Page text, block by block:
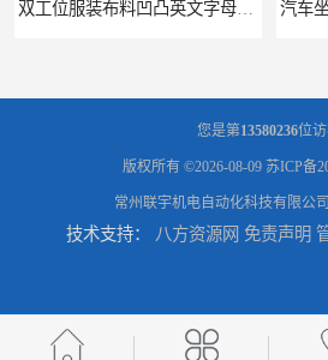
浙江布料凹凸4d压纹机生产厂家 服装凹凸4d压纹植胶机 经济实惠
您是第13580236位
版权所有 ©2026-08-09 苏ICP备
常州联宇机电自动化科技有限公司
技术支持： 八方资源网 免责声明